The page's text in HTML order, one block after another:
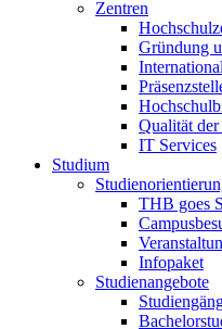
Zentren
Gründung
Qualität
IT Services
Studium
THB goes
Infopaket
Studienangebote